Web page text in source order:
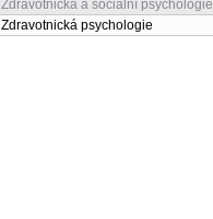
Zdravotnická a sociální psychologie
Zdravotnická psychologie